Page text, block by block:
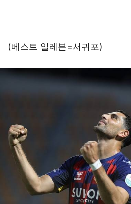
(베스트 일레븐=서귀포)